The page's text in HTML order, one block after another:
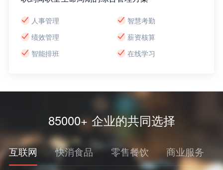
人事管理
智慧考勤
绩效管理
薪资核算
智能排班
在线学习
85000+ 企业的共同选择
互联网 快消食品 零售餐饮 商业服务